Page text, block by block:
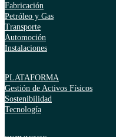
Fabricación
Petróleo y Gas
Transporte
Automoción
Instalaciones
PLATAFORMA
Gestión de Activos Físicos
Sostenibilidad
Tecnología